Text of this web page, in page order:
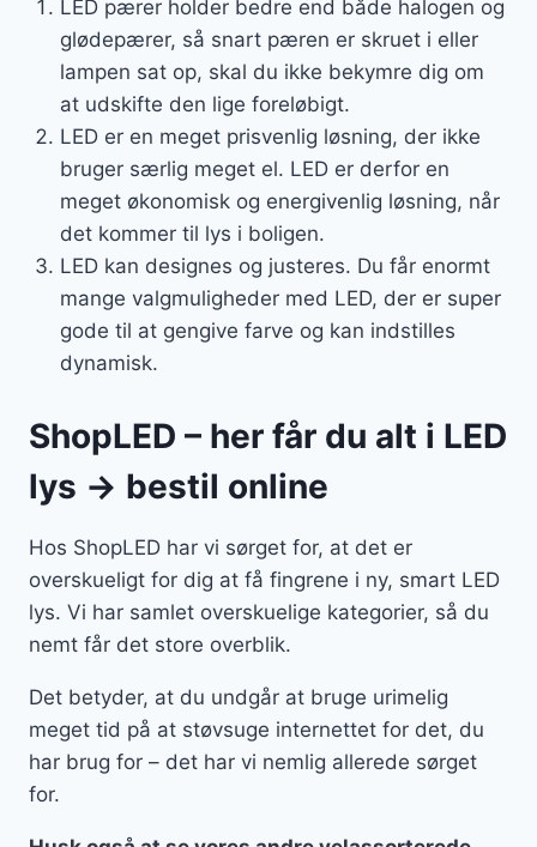
LED pærer holder bedre end både halogen og
glødepærer, så snart pæren er skruet i eller
lampen sat op, skal du ikke bekymre dig om
at udskifte den lige foreløbigt.
LED er en meget prisvenlig løsning, der ikke
bruger særlig meget el. LED er derfor en
meget økonomisk og energivenlig løsning, når
det kommer til lys i boligen.
LED kan designes og justeres. Du får enormt
mange valgmuligheder med LED, der er super
gode til at gengive farve og kan indstilles
dynamisk.
ShopLED – her får du alt i LED
lys → bestil online
Hos ShopLED har vi sørget for, at det er
overskueligt for dig at få fingrene i ny, smart LED
lys. Vi har samlet overskuelige kategorier, så du
nemt får det store overblik.
Det betyder, at du undgår at bruge urimelig
meget tid på at støvsuge internettet for det, du
har brug for – det har vi nemlig allerede sørget
for.